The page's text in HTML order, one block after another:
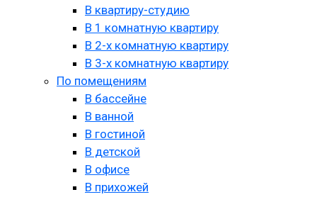
В квартиру-студию
В 1 комнатную квартиру
В 2-х комнатную квартиру
В 3-х комнатную квартиру
По помещениям
В бассейне
В ванной
В гостиной
В детской
В офисе
В прихожей